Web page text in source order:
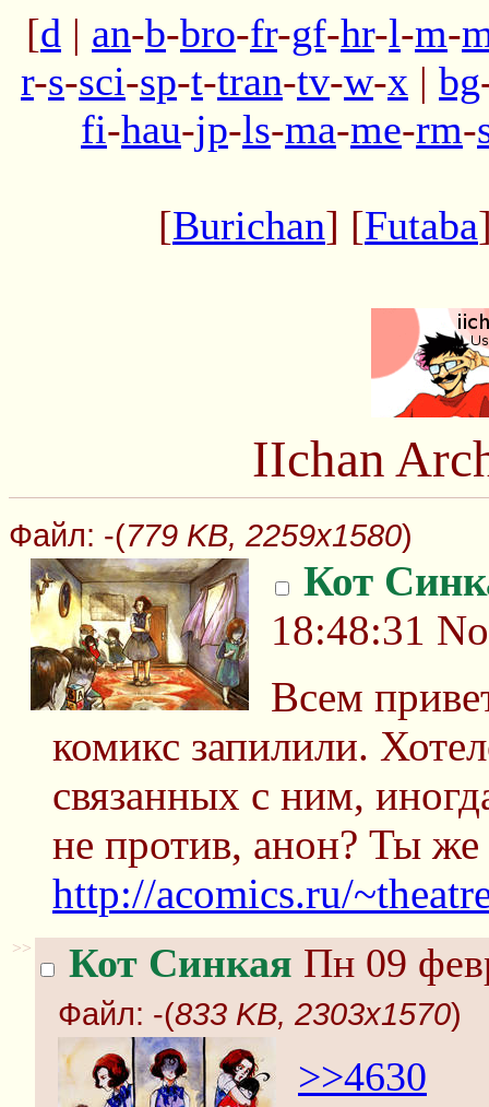
[d | an-b-bro-fr-gf-hr-l-m-
r-s-sci-sp-t-tran-tv-w-x | bg
fi-hau-jp-ls-ma-me-rm-
[Burichan] [Futaba
IIchan
Файл: -(779 KB, 2259x1580)
Кот
18:48:31
Всем
комикс запилили.
связанных с ним,
не против, анон? Ты
http://acomics.ru/
>> Кот Синкая Пн 09
Файл: -(833 KB, 2303x1570)
>>4630